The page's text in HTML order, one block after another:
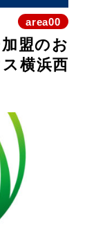
盟のお
横浜西
area00